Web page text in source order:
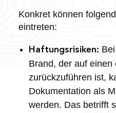
Konkret können
eintreten:
Haftungsrisiken:
Brand, der auf
zurückzuführen ist,
Dokumentation als
werden. Das betrifft